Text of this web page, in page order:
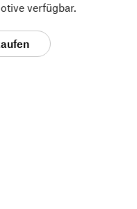
verfügbar.